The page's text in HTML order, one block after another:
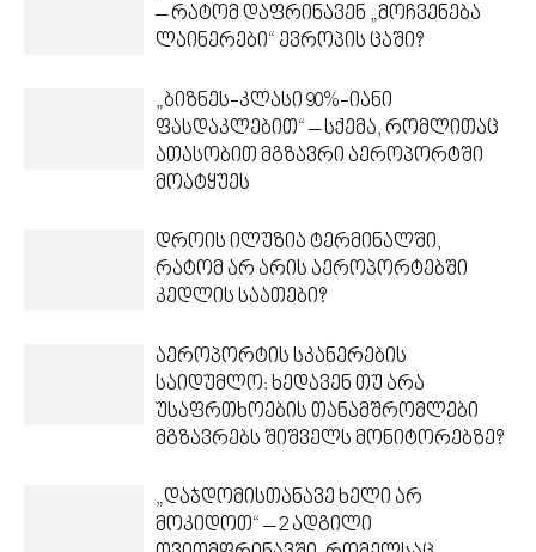
– რატომ დაფრინავენ „მოჩვენება
ლაინერები“ ევროპის ცაში?
„ბიზნეს-კლასი 90%-იანი
ფასდაკლებით“ – სქემა, რომლითაც
ათასობით მგზავრი აეროპორტში
მოატყუეს
დროის ილუზია ტერმინალში,
რატომ არ არის აეროპორტებში
კედლის საათები?
აეროპორტის სკანერების
საიდუმლო: ხედავენ თუ არა
უსაფრთხოების თანამშრომლები
მგზავრებს შიშველს მონიტორებზე?
„დაჯდომისთანავე ხელი არ
მოკიდოთ“ – 2 ადგილი